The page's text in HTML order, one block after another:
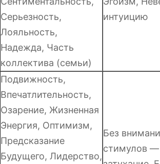
Серьезность,
Лояльность,
Надежда, Часть
коллектива (семьи)
интуицию
Подвижность,
Впечатлительность,
Озарение, Жизненная
Энергия, Оптимизм,
Предсказание
Будущего, Лидерство,
Без
стимулов —